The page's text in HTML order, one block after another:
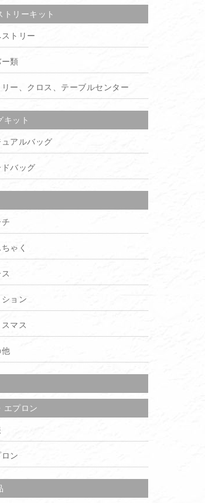
トリーキット
ストリー
ー類
リー、クロス、テーブルセンター
キット
ュアルバッグ
ドバッグ
ゃく
ション
マス
他
エプロン
ン